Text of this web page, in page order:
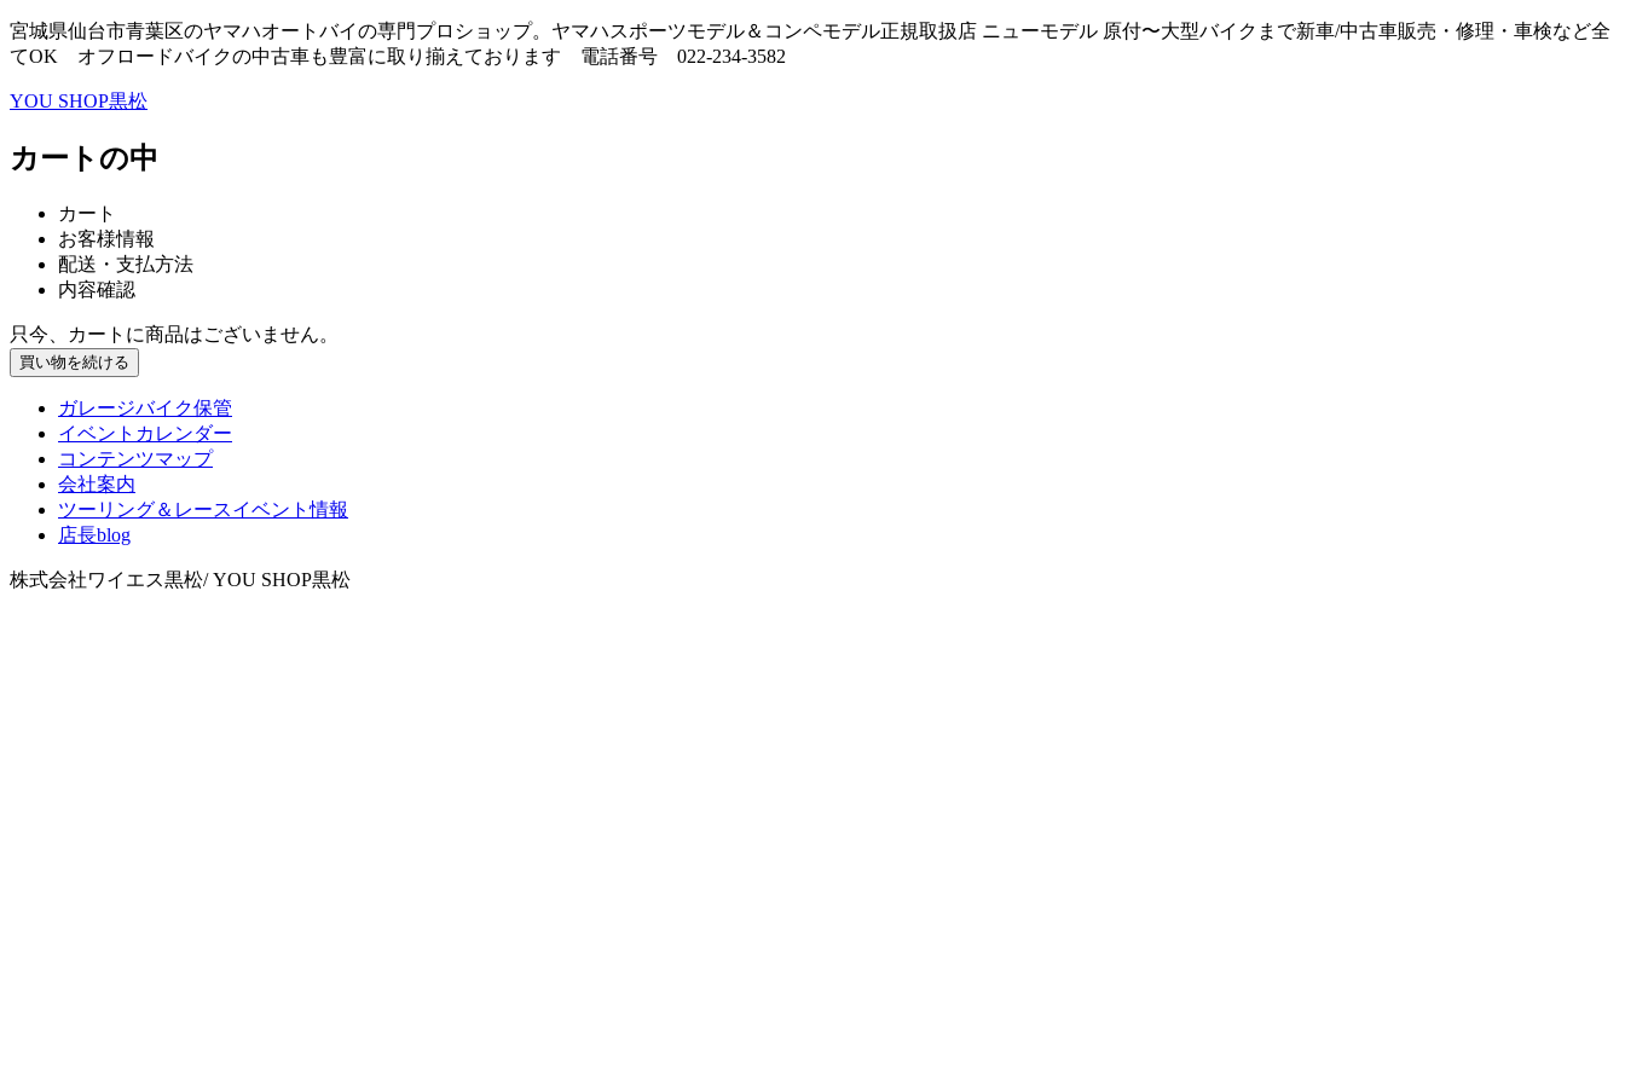
宮城県仙台市青葉区のヤマハオートバイの専門プロショップ。ヤマハスポーツモデル＆コンペモデル正規取扱店 ニューモデル 原付〜大型バイクまで新車/中古車販売・修理・車検など全
てOK オフロードバイクの中古車も豊富に取り揃えております 電話番号 022-234-3582
YOU SHOP黒松
カートの中
カート
お客様情報
配送・支払方法
内容確認
只今、カートに商品はございません。
ガレージバイク保管
イベントカレンダー
コンテンツマップ
会社案内
ツーリング＆レースイベント情報
店長blog
株式会社ワイエス黒松/ YOU SHOP黒松